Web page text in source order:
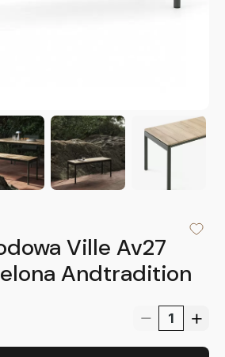
Ville Av27
Andtradition